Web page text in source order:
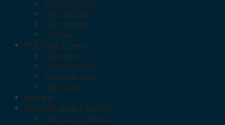
Biển ốp tấm alu
Biển cửa hàng
Biển hộp đèn
Biển bạt
Biển inox ăn mòn
Biển công ty
Biển phòng ban
Biển chức danh
Biển số nhà
Báo giá
Chữ (nội dung trên biển)
Chữ mica – đèn led